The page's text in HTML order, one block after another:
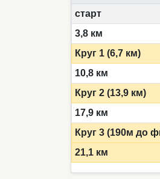
старт
3,8 км
Круг 1 (6,7 км)
10,8 км
Круг 2 (13,9 км)
17,9 км
Круг 3 (190м до
21,1 км